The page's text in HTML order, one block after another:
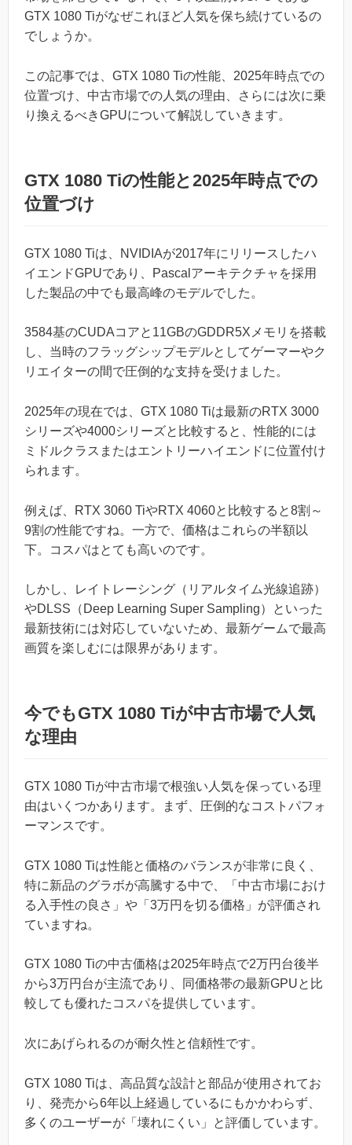
GTX 1080 Tiがなぜこれほど人気を保ち続けているの
でしょうか。
この記事では、GTX 1080 Tiの性能、2025年時点での
位置づけ、中古市場での人気の理由、さらには次に乗
り換えるべきGPUについて解説していきます。
GTX 1080 Tiの性能と2025年時点での
位置づけ
GTX 1080 Tiは、NVIDIAが2017年にリリースしたハ
イエンドGPUであり、Pascalアーキテクチャを採用
した製品の中でも最高峰のモデルでした。
3584基のCUDAコアと11GBのGDDR5Xメモリを搭載
し、当時のフラッグシップモデルとしてゲーマーやク
リエイターの間で圧倒的な支持を受けました。
2025年の現在では、GTX 1080 Tiは最新のRTX 3000
シリーズや4000シリーズと比較すると、性能的には
ミドルクラスまたはエントリーハイエンドに位置付け
られます。
例えば、RTX 3060 TiやRTX 4060と比較すると8割～
9割の性能ですね。一方で、価格はこれらの半額以
下。コスパはとても高いのです。
しかし、レイトレーシング（リアルタイム光線追跡）
やDLSS（Deep Learning Super Sampling）といった
最新技術には対応していないため、最新ゲームで最高
画質を楽しむには限界があります。
今でもGTX 1080 Tiが中古市場で人気
な理由
GTX 1080 Tiが中古市場で根強い人気を保っている理
由はいくつかあります。まず、圧倒的なコストパフォ
ーマンスです。
GTX 1080 Tiは性能と価格のバランスが非常に良く、
特に新品のグラボが高騰する中で、「中古市場におけ
る入手性の良さ」や「3万円を切る価格」が評価され
ていますね。
GTX 1080 Tiの中古価格は2025年時点で2万円台後半
から3万円台が主流であり、同価格帯の最新GPUと比
較しても優れたコスパを提供しています。
次にあげられるのが耐久性と信頼性です。
GTX 1080 Tiは、高品質な設計と部品が使用されてお
り、発売から6年以上経過しているにもかかわらず、
多くのユーザーが「壊れにくい」と評価しています。